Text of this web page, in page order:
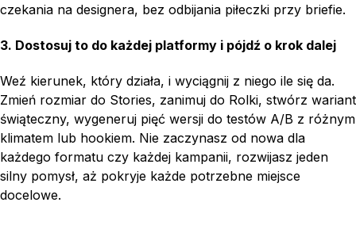
czekania na designera, bez odbijania piłeczki przy briefie.
3. Dostosuj to do każdej platformy i pójdź o krok dalej
Weź kierunek, który działa, i wyciągnij z niego ile się da.
Zmień rozmiar do Stories, zanimuj do Rolki, stwórz wariant
świąteczny, wygeneruj pięć wersji do testów A/B z różnym
klimatem lub hookiem. Nie zaczynasz od nowa dla
każdego formatu czy każdej kampanii, rozwijasz jeden
silny pomysł, aż pokryje każde potrzebne miejsce
docelowe.